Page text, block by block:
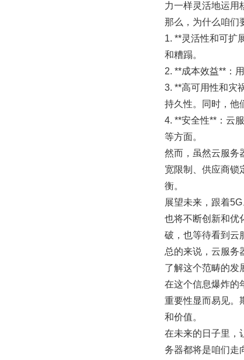
力一样灵活地运用
那么，为什么咱们
1. **灵活性和可扩
和糟蹋。
2. **成本效益**：
3. **高可用性和灾
持久性。同时，他
4. **安全性**：云
等方面。
然而，虽然云服务
宽限制、供应商锁
衡。
展望未来，跟着
也将不断创新和优
破，也等待看到云
总的来说，云服务
了解这个范畴的发
在这个信息爆炸的
重要性显而易见。
和价值。
在未来的日子里，
务器都将是咱们走